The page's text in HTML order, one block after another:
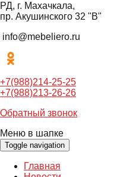
РД, г. Махачкала,
пр. Акушинского 32 "В"
info@mebeliero.ru
+7(988)214-25-25
+7(988)213-26-26
Обратный звонок
Меню в шапке
Toggle navigation
Главная